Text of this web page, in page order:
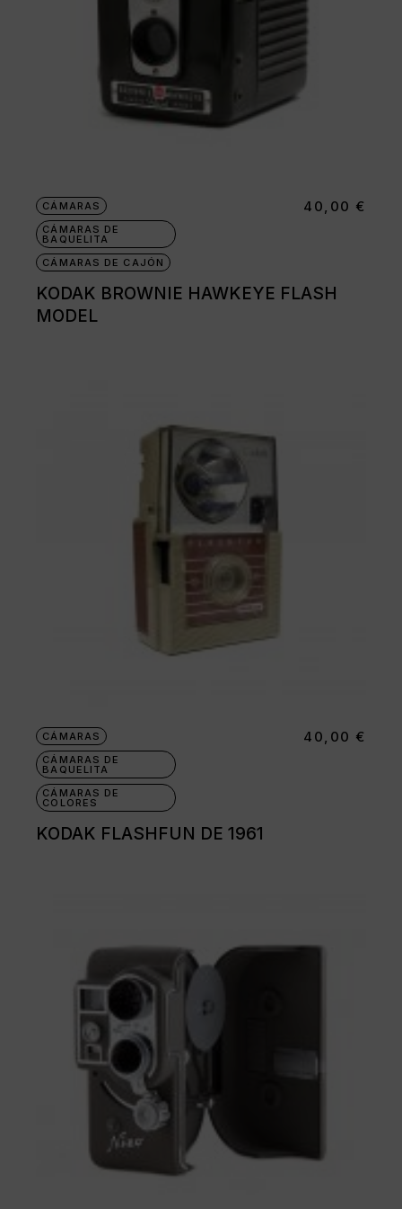
CÁMARAS
CÁMARAS DE
BAQUELITA
CÁMARAS DE CAJÓN
KODAK BROWNIE HAWKEYE FLASH
MODEL
40,00 €
CÁMARAS
CÁMARAS DE
BAQUELITA
CÁMARAS DE
COLORES
KODAK FLASHFUN DE 1961
40,00 €